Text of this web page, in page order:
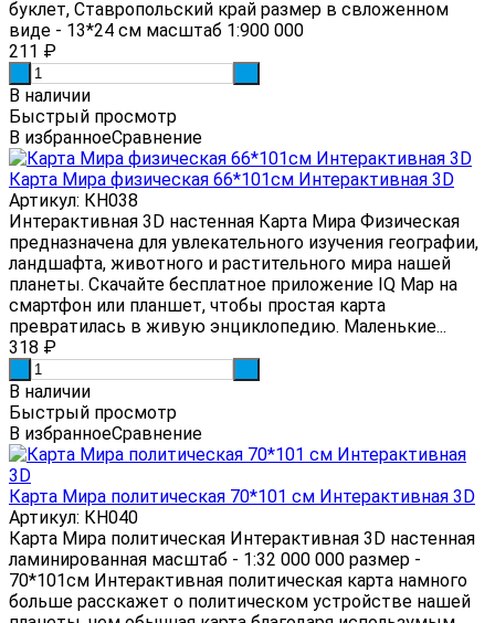
буклет, Ставропольский край размер в свложенном
виде - 13*24 см масштаб 1:900 000
211 ₽
В наличии
Быстрый просмотр
В избранноеСравнение
Карта Мира физическая 66*101см Интерактивная 3D
Артикул: КН038
Интерактивная 3D настенная Карта Мира Физическая
предназначена для увлекательного изучения географии,
ландшафта, животного и растительного мира нашей
планеты. Скачайте бесплатное приложение IQ Map на
смартфон или планшет, чтобы простая карта
превратилась в живую энциклопедию. Маленькие...
318 ₽
В наличии
Быстрый просмотр
В избранноеСравнение
Карта Мира политическая 70*101 см Интерактивная 3D
Артикул: КН040
Карта Мира политическая Интерактивная 3D настенная
ламинированная масштаб - 1:32 000 000 размер -
70*101см Интерактивная политическая карта намного
больше расскажет о политическом устройстве нашей